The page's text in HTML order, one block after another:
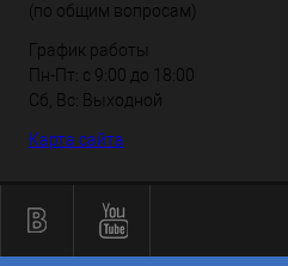
(по общим вопросам)
График работы
Пн-Пт: с 9:00 до 18:00
Сб, Вс: Выходной
Карта сайта